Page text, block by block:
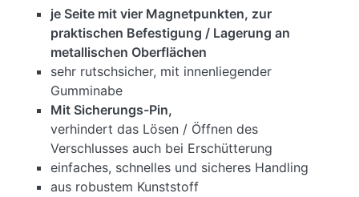
je Seite mit vier Magnetpunkten, zur
praktischen Befestigung / Lagerung an
metallischen Oberflächen
sehr rutschsicher, mit innenliegender
Gumminabe
Mit Sicherungs-Pin,
verhindert das Lösen / Öffnen des
Verschlusses auch bei Erschütterung
einfaches, schnelles und sicheres Handling
aus robustem Kunststoff